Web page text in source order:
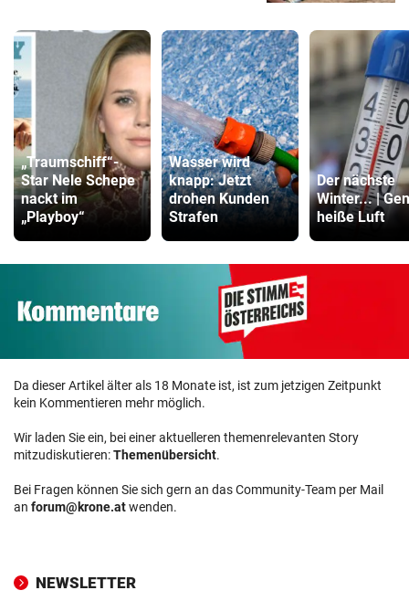
„Traumschiff“-
Star Nele Schepe
nackt im
„Playboy“
Wasser wird
knapp: Jetzt
drohen Kunden
Strafen
Der nächste
Winter... |
heiße Luft
Da dieser Artikel älter als 18 Monate ist, ist zum jetzigen Zeitpunkt
kein Kommentieren mehr möglich.
Wir laden Sie ein, bei einer aktuelleren themenrelevanten Story
mitzudiskutieren:Themenübersicht.
Bei Fragen können Sie sich gern an das Community-Team per Mail
an forum@krone.atwenden.
NEWSLETTER